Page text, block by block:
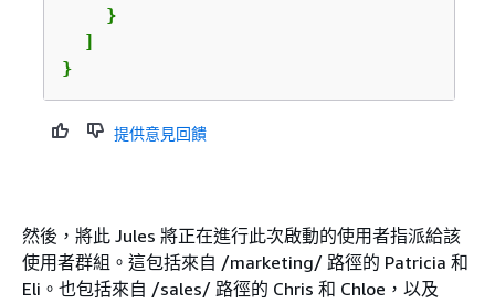
    }
  ]
}
提供意見回饋
然後，將此 Jules 將正在進行此次啟動的使用者指派給該
使用者群組。這包括來自 /marketing/ 路徑的 Patricia 和
Eli。也包括來自 /sales/ 路徑的 Chris 和 Chloe，以及